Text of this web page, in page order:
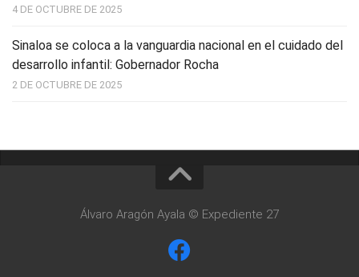
4 DE OCTUBRE DE 2025
Sinaloa se coloca a la vanguardia nacional en el cuidado del
desarrollo infantil: Gobernador Rocha
2 DE OCTUBRE DE 2025
Álvaro Aragón Ayala © Expediente 27